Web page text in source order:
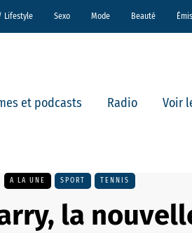
Lifestyle Sexo Mode Beauté
et podcasts Radio Voir
A LA UNE SPORT TENNIS
la